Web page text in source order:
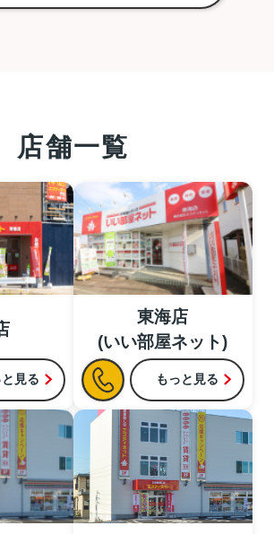
店舗一覧
見る
東海店
(いい部屋ネット)
もっと見る